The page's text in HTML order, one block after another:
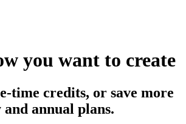
you want to create
time credits, or save more
annual plans.